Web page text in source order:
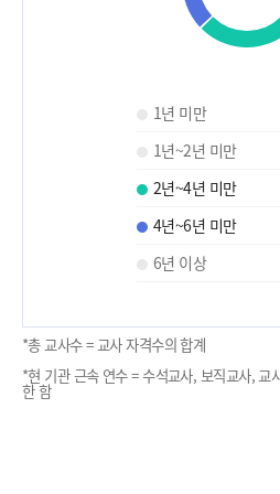
1년 미만
1년~2년 미만
2년~4년 미만
4년~6년 미만
6년 이상
*총 교사수 = 교사 자격수의 합계
*현 기관 근속 연수 = 수석교사, 보직교사, 교
한 함